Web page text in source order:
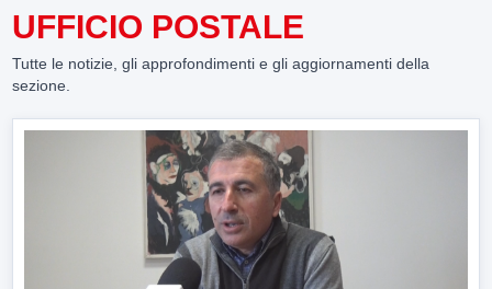
UFFICIO POSTALE
Tutte le notizie, gli approfondimenti e gli aggiornamenti della
sezione.